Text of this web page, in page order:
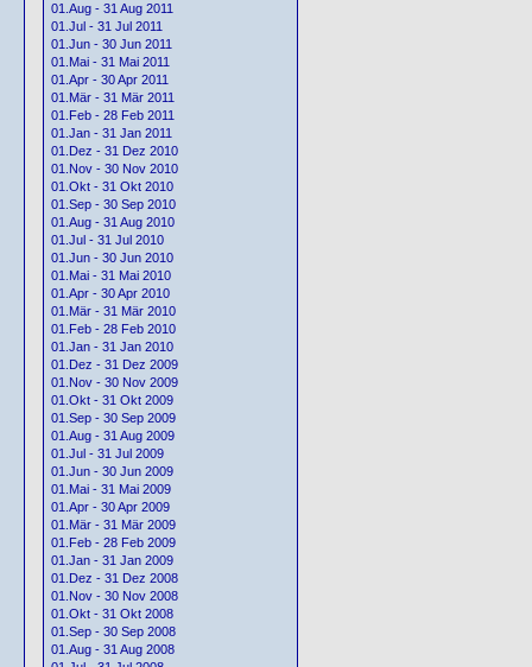
01.Aug - 31 Aug 2011
01.Jul - 31 Jul 2011
01.Jun - 30 Jun 2011
01.Mai - 31 Mai 2011
01.Apr - 30 Apr 2011
01.Mär - 31 Mär 2011
01.Feb - 28 Feb 2011
01.Jan - 31 Jan 2011
01.Dez - 31 Dez 2010
01.Nov - 30 Nov 2010
01.Okt - 31 Okt 2010
01.Sep - 30 Sep 2010
01.Aug - 31 Aug 2010
01.Jul - 31 Jul 2010
01.Jun - 30 Jun 2010
01.Mai - 31 Mai 2010
01.Apr - 30 Apr 2010
01.Mär - 31 Mär 2010
01.Feb - 28 Feb 2010
01.Jan - 31 Jan 2010
01.Dez - 31 Dez 2009
01.Nov - 30 Nov 2009
01.Okt - 31 Okt 2009
01.Sep - 30 Sep 2009
01.Aug - 31 Aug 2009
01.Jul - 31 Jul 2009
01.Jun - 30 Jun 2009
01.Mai - 31 Mai 2009
01.Apr - 30 Apr 2009
01.Mär - 31 Mär 2009
01.Feb - 28 Feb 2009
01.Jan - 31 Jan 2009
01.Dez - 31 Dez 2008
01.Nov - 30 Nov 2008
01.Okt - 31 Okt 2008
01.Sep - 30 Sep 2008
01.Aug - 31 Aug 2008